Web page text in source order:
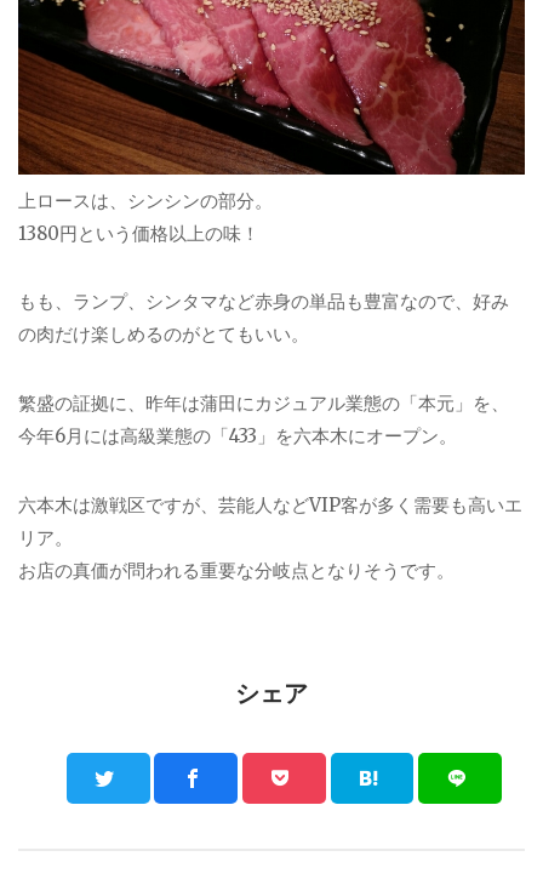
上ロースは、シンシンの部分。
1380円という価格以上の味！
もも、ランプ、シンタマなど赤身の単品も豊富なので、好み
の肉だけ楽しめるのがとてもいい。
繁盛の証拠に、昨年は蒲田にカジュアル業態の「本元」を、
今年6月には高級業態の「433」を六本木にオープン。
六本木は激戦区ですが、芸能人などVIP客が多く需要も高いエ
リア。
お店の真価が問われる重要な分岐点となりそうです。
シェア